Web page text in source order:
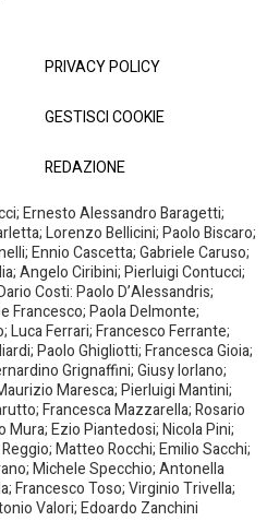
PRIVACY POLICY
GESTISCI COOKIE
REDAZIONE
Ernesto Alessandro Baragetti;
Lorenzo Bellicini; Paolo Biscaro;
Ennio Cascetta; Gabriele Caruso;
Angelo Ciribini; Pierluigi Contucci;
Costi: Paolo D’Alessandris;
Francesco; Paola Delmonte;
Luca Ferrari; Francesco Ferrante;
Paolo Ghigliotti; Francesca Gioia;
Grignaffini; Giusy Iorlano;
Maresca; Pierluigi Mantini;
Francesca Mazzarella; Rosario
Ezio Piantedosi; Nicola Pini;
Matteo Rocchi; Emilio Sacchi;
Michele Specchio; Antonella
Francesco Toso; Virginio Trivella;
Valori; Edoardo Zanchini